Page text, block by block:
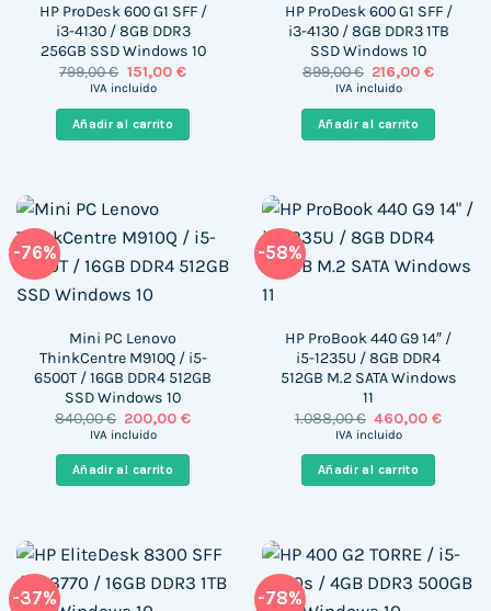
HP ProDesk 600 G1 SFF /
i3-4130 / 8GB DDR3
256GB SSD Windows 10
799,00€ El
precio
era:
799,00 €.
151,00 €El
es:
IVA incluido
Añadir al carrito
HP ProDesk 600 G1 SFF /
i3-4130 / 8GB DDR3 1TB
SSD Windows 10
899,00€ El
precio
era:
899,00 €.
216,00€El
es:
IVA incluido
Añadir al carrito
-76%
Mini PC Lenovo
ThinkCentre M910Q / i5-
6500T / 16GB DDR4 512GB
SSD Windows 10
840,00€ El
precio
era:
840,00 €.
200,00€El
IVA incluido
Añadir al carrito
-58%
HP ProBook 440 G9 14″ /
i5-1235U / 8GB DDR4
512GB M.2 SATA Windows
11
1.088,00€ El
precio
era:
1.088,00 €.
460,00€El
IVA incluido
Añadir al carrito
-37% -78%